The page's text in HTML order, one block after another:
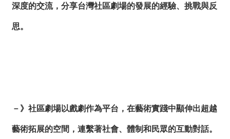
覽
深度的交流，分享台灣社區劇場的發展的經驗、挑戰與反
思。
－》社區劇場以戲劇作為平台，在藝術實踐中顯伸出超越
藝術拓展的空間，連繫著社會、體制和民眾的互動對話。